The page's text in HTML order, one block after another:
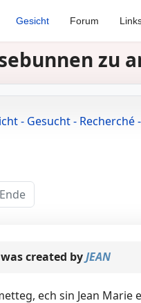
Gesicht Forum
zu
- Gesucht - Recherché
Ende
created byJEAN
ech sin Jean